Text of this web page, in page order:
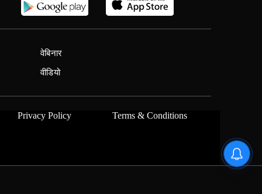
वेबिनार
वीडियो
Privacy Policy Terms & Conditions